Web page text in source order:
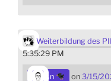
Weiterbildung des
5:35:29 PM
sn on 3/15/